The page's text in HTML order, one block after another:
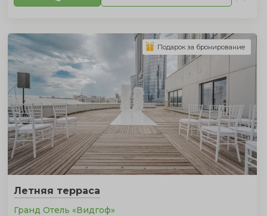
Летняя терраса
Гранд Отель «Видгоф»
Подарок за бронирование